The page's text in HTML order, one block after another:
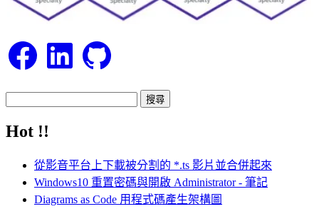
FacebookLinkedIn GitHub
關
Hot !!
從影音平台上下載被分割的 *.ts 影片並合併起來
Windows10 重置密碼與開啟 Administrator - 筆記
Diagrams as Code 用程式碼產生架構圖